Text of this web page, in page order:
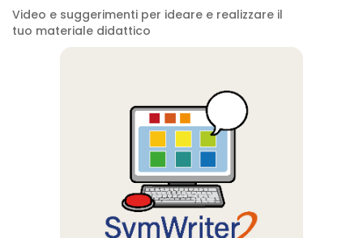
Video e suggerimenti per ideare e realizzare il
tuo materiale didattico